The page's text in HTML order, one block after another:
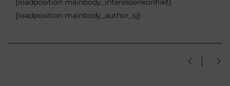
{loadposition mainbody_author_sj}